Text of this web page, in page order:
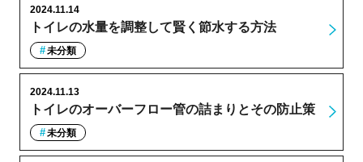
トイレの水量を調整して賢く節水する方法
2024.11.14
未分類
トイレのオーバーフロー管の詰まりとその防止策
2024.11.13
未分類